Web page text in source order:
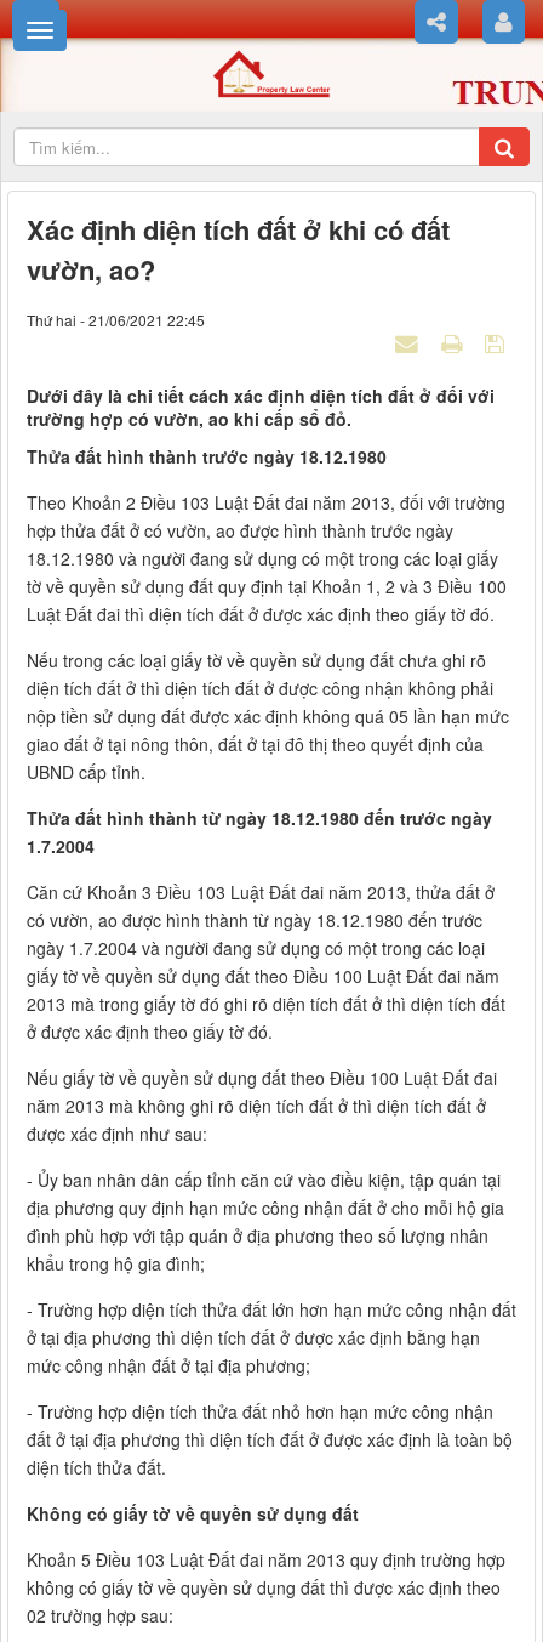
Xác định diện tích đất ở khi có đất
vườn, ao?
Thứ hai - 21/06/2021 22:45
Dưới đây là chi tiết cách xác định diện tích đất ở đối với
trường hợp có vườn, ao khi cấp sổ đỏ.
Thửa đất hình thành trước ngày 18.12.1980
Theo Khoản 2 Điều 103 Luật Đất đai năm 2013, đối với trường
hợp thửa đất ở có vườn, ao được hình thành trước ngày
18.12.1980 và người đang sử dụng có một trong các loại giấy
tờ về quyền sử dụng đất quy định tại Khoản 1, 2 và 3 Điều 100
Luật Đất đai thì diện tích đất ở được xác định theo giấy tờ đó.
Nếu trong các loại giấy tờ về quyền sử dụng đất chưa ghi rõ
diện tích đất ở thì diện tích đất ở được công nhận không phải
nộp tiền sử dụng đất được xác định không quá 05 lần hạn mức
giao đất ở tại nông thôn, đất ở tại đô thị theo quyết định của
UBND cấp tỉnh.
Thửa đất hình thành từ ngày 18.12.1980 đến trước ngày
1.7.2004
Căn cứ Khoản 3 Điều 103 Luật Đất đai năm 2013, thửa đất ở
có vườn, ao được hình thành từ ngày 18.12.1980 đến trước
ngày 1.7.2004 và người đang sử dụng có một trong các loại
giấy tờ về quyền sử dụng đất theo Điều 100 Luật Đất đai năm
2013 mà trong giấy tờ đó ghi rõ diện tích đất ở thì diện tích đất
ở được xác định theo giấy tờ đó.
Nếu giấy tờ về quyền sử dụng đất theo Điều 100 Luật Đất đai
năm 2013 mà không ghi rõ diện tích đất ở thì diện tích đất ở
được xác định như sau:
- Ủy ban nhân dân cấp tỉnh căn cứ vào điều kiện, tập quán tại
địa phương quy định hạn mức công nhận đất ở cho mỗi hộ gia
đình phù hợp với tập quán ở địa phương theo số lượng nhân
khẩu trong hộ gia đình;
- Trường hợp diện tích thửa đất lớn hơn hạn mức công nhận đất
ở tại địa phương thì diện tích đất ở được xác định bằng hạn
mức công nhận đất ở tại địa phương;
- Trường hợp diện tích thửa đất nhỏ hơn hạn mức công nhận
đất ở tại địa phương thì diện tích đất ở được xác định là toàn bộ
diện tích thửa đất.
Không có giấy tờ về quyền sử dụng đất
Khoản 5 Điều 103 Luật Đất đai năm 2013 quy định trường hợp
không có giấy tờ về quyền sử dụng đất thì được xác định theo
02 trường hợp sau: